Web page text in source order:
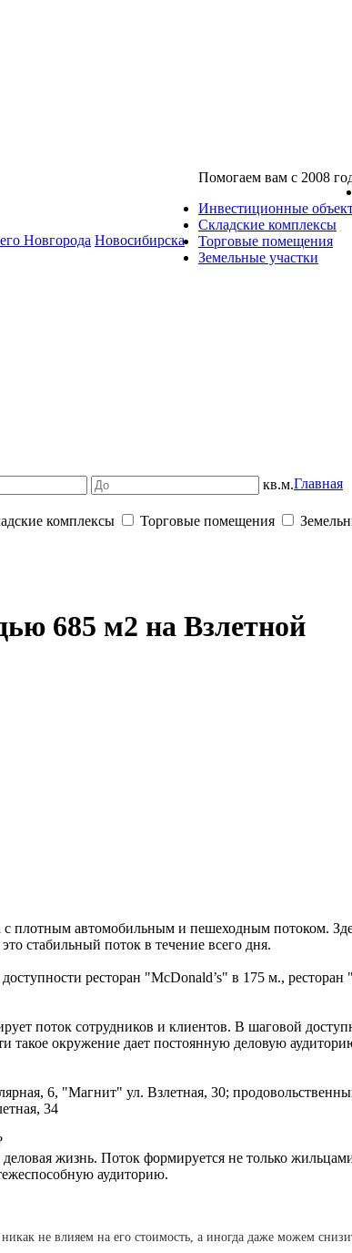
Новгорода Новосибирска
Помогаем вам с 2008
Инвестиционные
Складские комплексы
Торговые помещения
Земельные участки
кв.м.
комплексы Торговые помещения
Главная
685 м2 на Взлетной
плотным автомобильным и пешеходным потоком.
стабильный поток в течение всего дня.
ресторан "McDonald’s" в 175 м.,
поток сотрудников и клиентов. В шаговой
такое окружение дает постоянную деловую
6, "Магнит" ул. Взлетная, 30;
34
жизнь. Поток формируется не только
аудиторию.
не влияем на его стоимость, а иногда даже можем